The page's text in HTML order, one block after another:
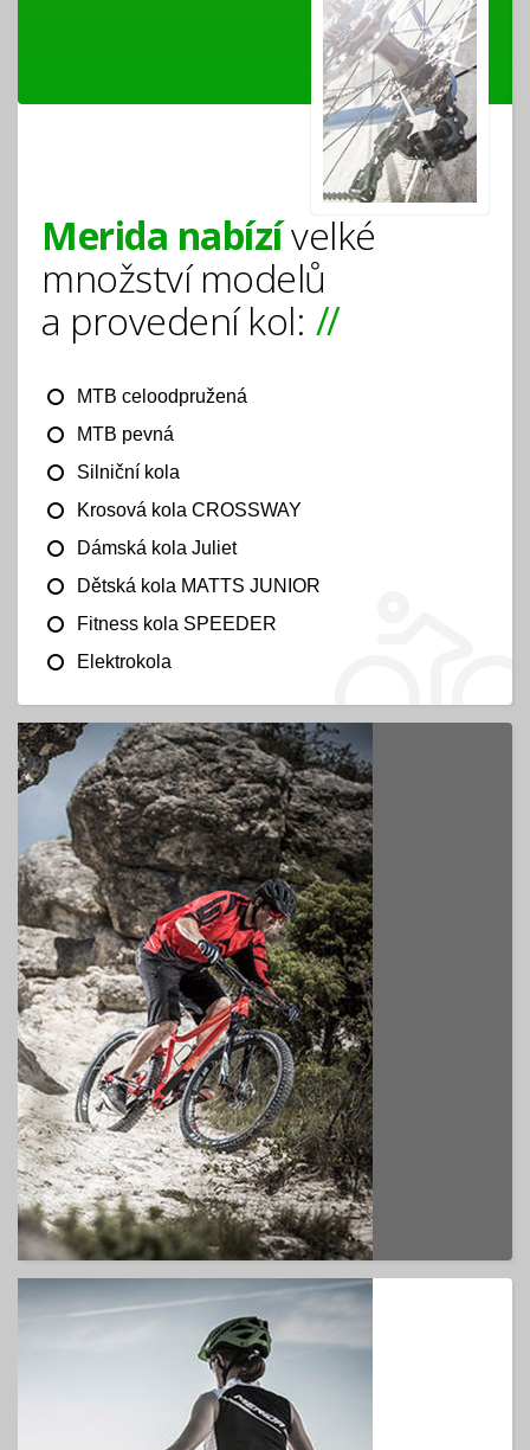
Merida nabízívelké
množství modelů
a provedení kol:
MTB celoodpružená
MTB pevná
Silniční kola
Krosová kola CROSSWAY
Dámská kola Juliet
Dětská kola MATTS JUNIOR
Fitness kola SPEEDER
Elektrokola